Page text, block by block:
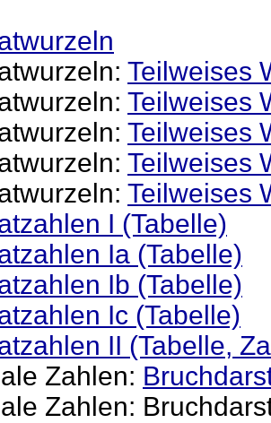
Teilweises
Teilweises
Teilweises
Teilweises
Teilweises
I (Tabelle)
Ia (Tabelle)
Ib (Tabelle)
Ic (Tabelle)
II (Tabelle,
Zahlen:
Zahlen: